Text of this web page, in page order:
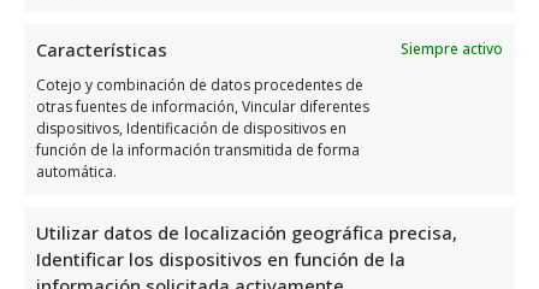
Características
Siempre activo
Cotejo y combinación de datos procedentes de
otras fuentes de información, Vincular diferentes
dispositivos, Identificación de dispositivos en
función de la información transmitida de forma
automática.
Utilizar datos de localización geográfica precisa,
Identificar los dispositivos en función de la
Haz clic para aceptar márketing cookies y
habilitar este contenido